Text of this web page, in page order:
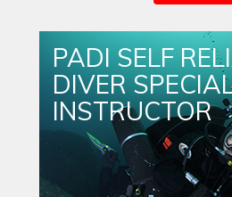
PADI SELF
DIVER
INSTRUCTOR